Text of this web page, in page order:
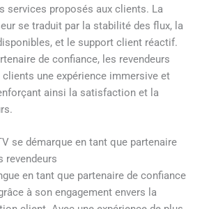
services proposés aux clients. La
se traduit par la stabilité des flux, la
et le support client réactif.
de confiance, les revendeurs
une expérience immersive et
ainsi la satisfaction et la
se démarque en tant que partenaire
revendeurs
en tant que partenaire de confiance
à son engagement envers la